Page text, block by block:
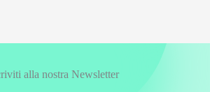
alla nostra Newsletter